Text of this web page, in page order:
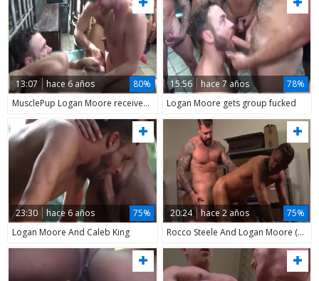
13:07 hace 6 años
80%
MusclePup Logan Moore receives bunch team-pounded Barebacked plow
15:56 hace 7 años
78%
Logan Moore gets group fucked
23:30 hace 6 años
75%
Logan Moore And Caleb King
20:24 hace 2 años
75%
Rocco Steele And Logan Moore (ST P1)